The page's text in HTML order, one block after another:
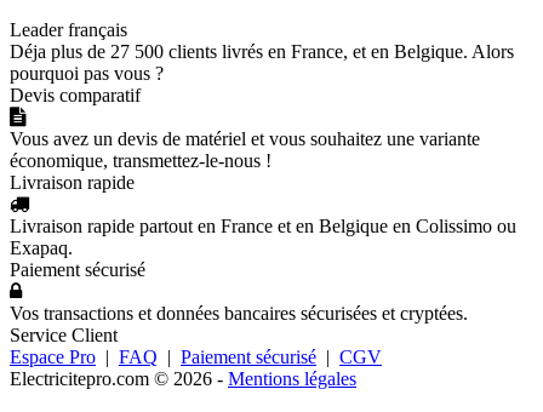
Leader français
Déja plus de 27 500 clients livrés en France, et en Belgique. Alors
pourquoi pas vous ?
Devis comparatif
Vous avez un devis de matériel et vous souhaitez une variante
économique, transmettez-le-nous !
Livraison rapide
Livraison rapide partout en France et en Belgique en Colissimo ou
Exapaq.
Paiement sécurisé
Vos transactions et données bancaires sécurisées et cryptées.
Service Client
Espace Pro | FAQ | Paiement sécurisé | CGV
Electricitepro.com © 2026 - Mentions légales